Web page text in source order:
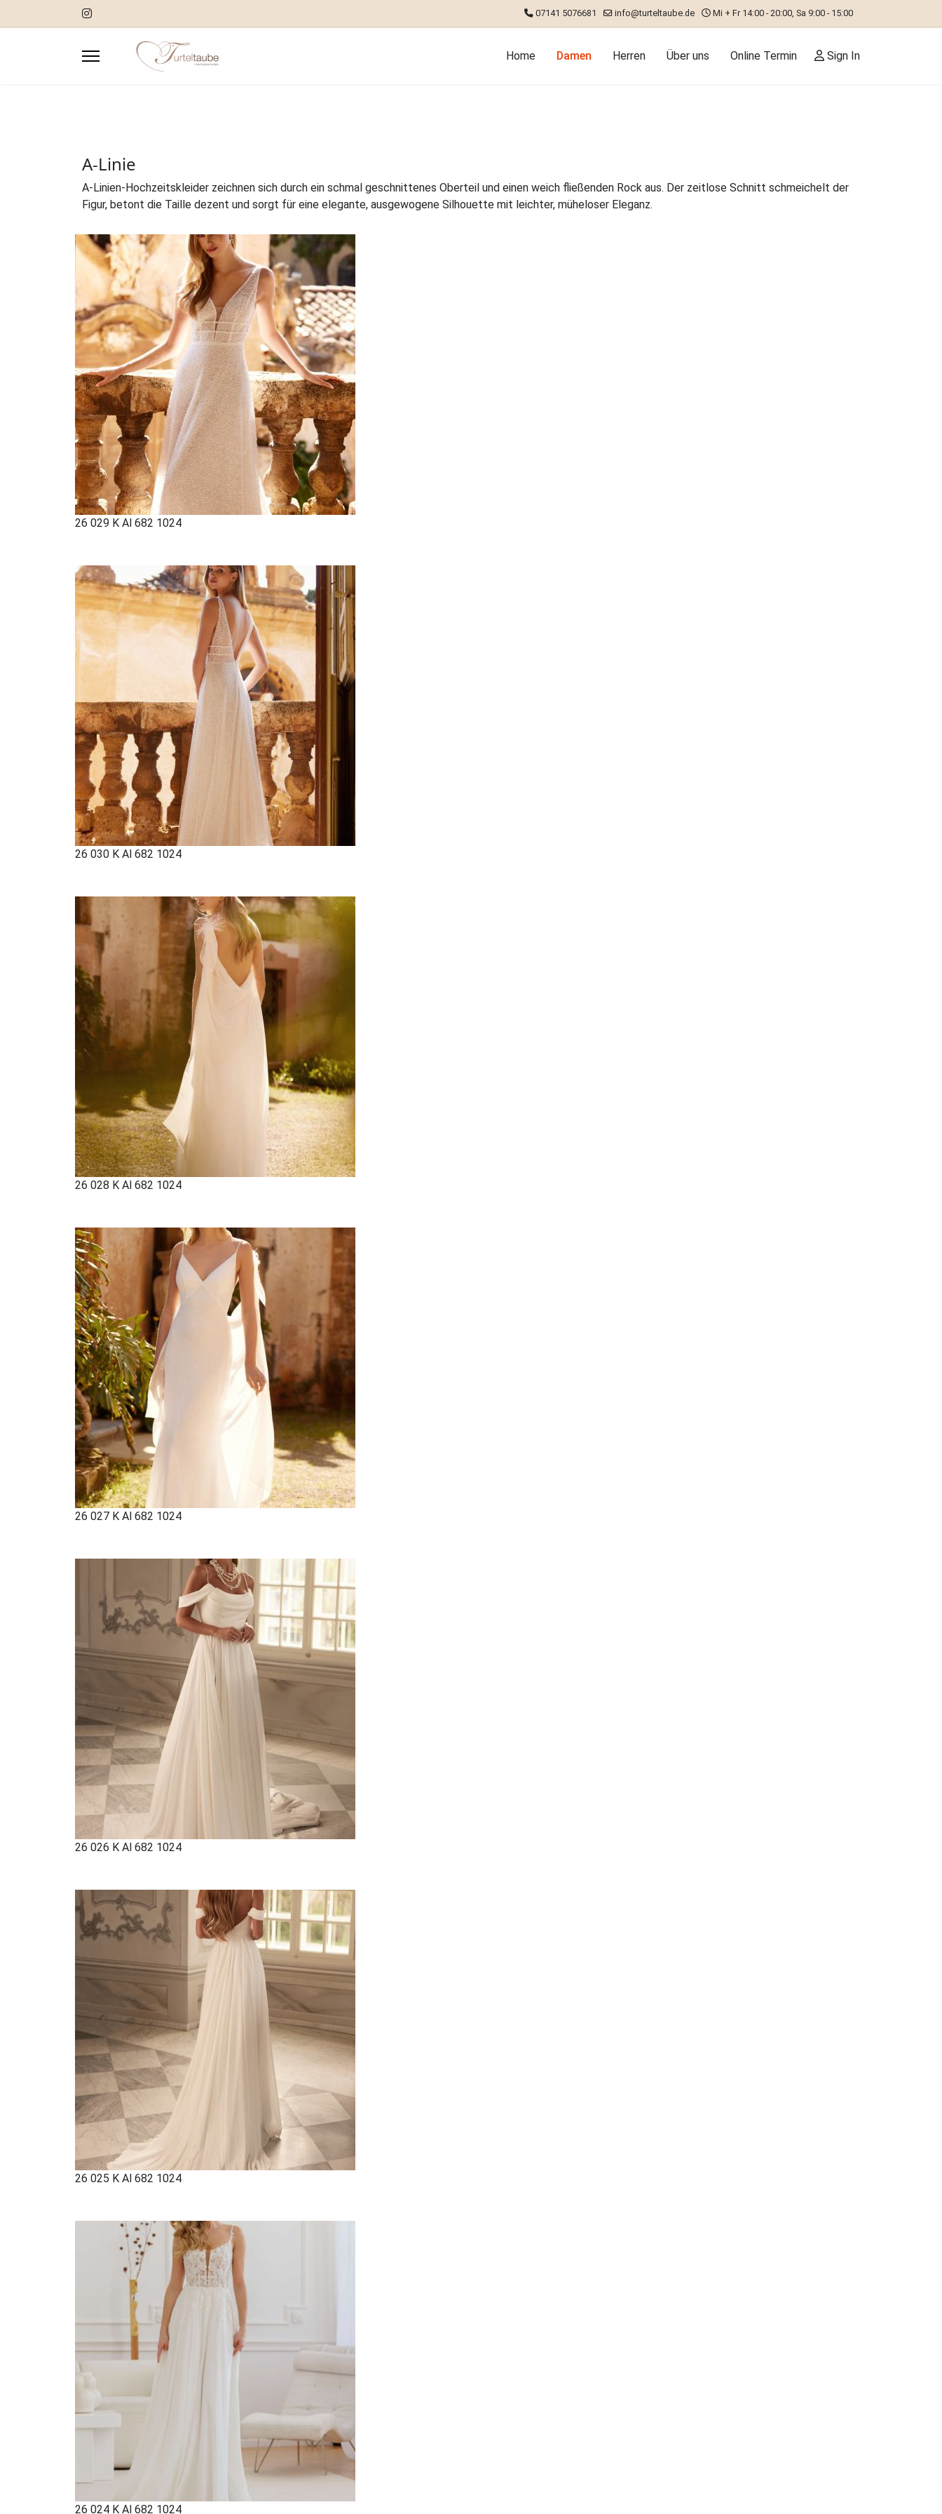
07141 5076681 info@turteltaube.de Mi + Fr 14:00 - 20:00, Sa 9:00 - 15:00
Home Damen Herren Über uns Online Termin Sign In
A-Linie
A-Linien-Hochzeitskleider zeichnen sich durch ein schmal geschnittenes Oberteil und einen weich fließenden Rock aus. Der zeitlose Schnitt schmeichelt der
Figur, betont die Taille dezent und sorgt für eine elegante, ausgewogene Silhouette mit leichter, müheloser Eleganz.
26 029 K Al 682 1024
26 030 K Al 682 1024
26 028 K Al 682 1024
26 027 K Al 682 1024
26 026 K Al 682 1024
26 025 K Al 682 1024
26 024 K Al 682 1024